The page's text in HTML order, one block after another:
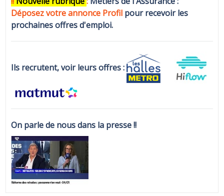
Déposez votre annonce Profil pour recevoir les
prochaines offres d'emploi.
Ils recrutent, voir leurs offres :
On parle de nous dans la presse !!